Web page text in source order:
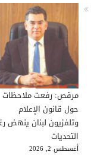
مرقص: رفعت ملاحظات
حول قانون الإعلام
وتلفزيون لبنان ينهض
التحديات
أغسطس 2, 2026